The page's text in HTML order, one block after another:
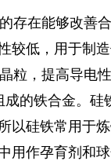
存在能够改善
较低，用于制
粒，提高导电性
的铁合金。
以硅铁常用于
用作孕育剂和